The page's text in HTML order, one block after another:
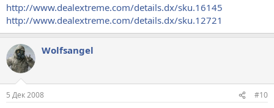
http://www.dealextreme.com/details.dx/sku.16145
http://www.dealextreme.com/details.dx/sku.12721
Wolfsangel
5 Дек 2008 #10